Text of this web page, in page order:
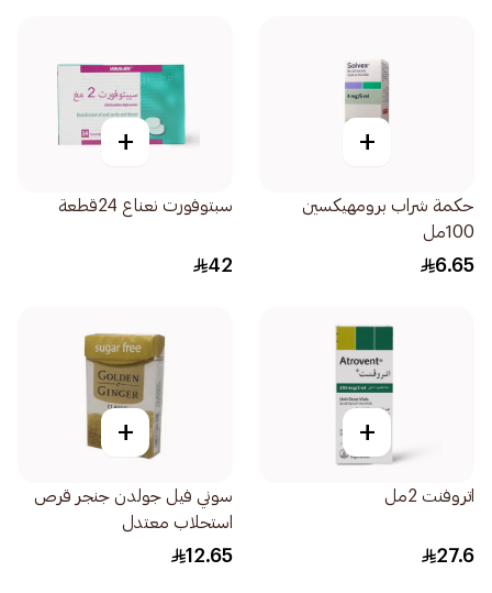
+
حكمة شراب برومهيكسين
100مل
6.65
+
سبتوفورت نعناع 24قطعة
42
+
اتروفنت 2مل
27.6
+
سوني فيل جولدن جنجر قرص
استحلاب معتدل
12.65